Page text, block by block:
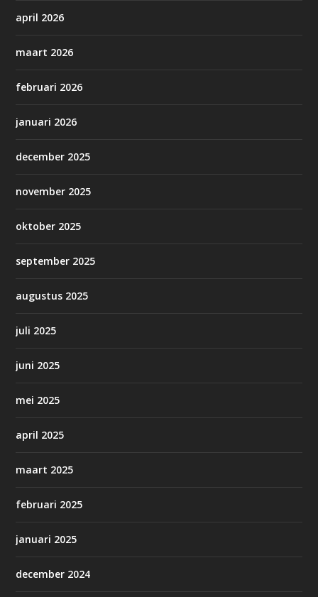
april 2026
maart 2026
februari 2026
januari 2026
december 2025
november 2025
oktober 2025
september 2025
augustus 2025
juli 2025
juni 2025
mei 2025
april 2025
maart 2025
februari 2025
januari 2025
december 2024